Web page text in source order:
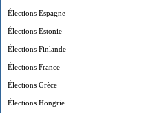
Élections Espagne
Élections Estonie
Élections Finlande
Élections France
Élections Grèce
Élections Hongrie